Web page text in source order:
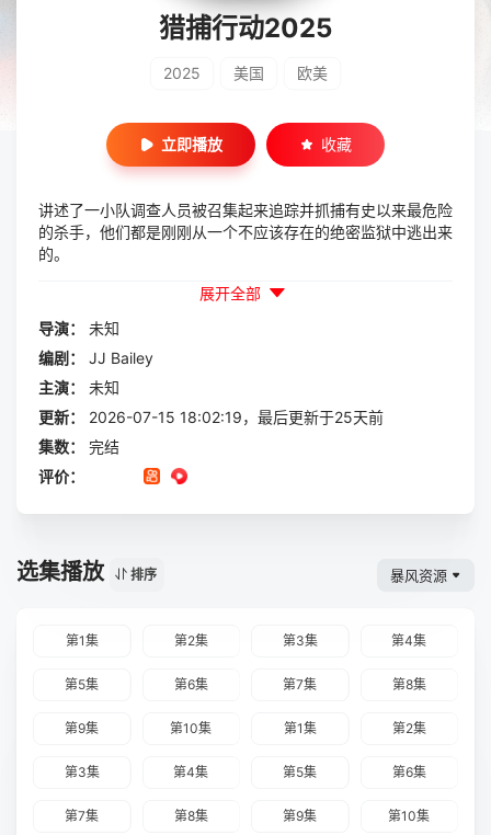
猎捕行动2025
2025 美国 欧美
立即播放 收藏
讲述了一小队调查人员被召集起来追踪并抓捕有史以来最危险
的杀手，他们都是刚刚从一个不应该存在的绝密监狱中逃出来
的。
展开全部
导演：
未知
编剧：
JJ Bailey
主演：
未知
更新：
2026-07-15 18:02:19，最后更新于25天前
集数：
完结
评价：
选集播放 排序 暴风资源
第1集 第2集 第3集 第4集
第5集 第6集 第7集 第8集
第9集 第10集 第1集 第2集
第3集 第4集 第5集 第6集
第7集 第8集 第9集 第10集